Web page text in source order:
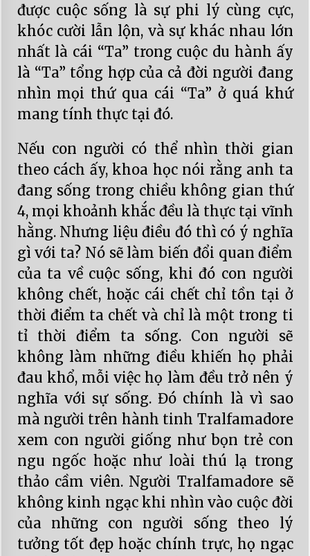
được cuộc sống là sự phi lý cùng cực,
khóc cười lẫn lộn, và sự khác nhau lớn
nhất là cái “Ta” trong cuộc du hành ấy
là “Ta” tổng hợp của cả đời người đang
nhìn mọi thứ qua cái “Ta” ở quá khứ
mang tính thực tại đó.
Nếu con người có thể nhìn thời gian
theo cách ấy, khoa học nói rằng anh ta
đang sống trong chiều không gian thứ
4, mọi khoảnh khắc đều là thực tại vĩnh
hằng. Nhưng liệu điều đó thì có ý nghĩa
gì với ta? Nó sẽ làm biến đổi quan điểm
của ta về cuộc sống, khi đó con người
không chết, hoặc cái chết chỉ tồn tại ở
thời điểm ta chết và chỉ là một trong ti
tỉ thời điểm ta sống. Con người sẽ
không làm những điều khiến họ phải
đau khổ, mỗi việc họ làm đều trở nên ý
nghĩa với sự sống. Đó chính là vì sao
mà người trên hành tinh Tralfamadore
xem con người giống như bọn trẻ con
ngu ngốc hoặc như loài thú lạ trong
thảo cầm viên. Người Tralfamadore sẽ
không kinh ngạc khi nhìn vào cuộc đời
của những con người sống theo lý
tưởng tốt đẹp hoặc chính trực, họ ngạc